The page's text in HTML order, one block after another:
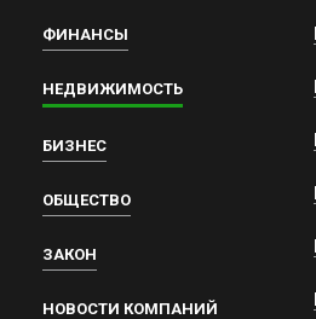
ФИНАНСЫ
НЕДВИЖИМОСТЬ
БИЗНЕС
ОБЩЕСТВО
ЗАКОН
НОВОСТИ КОМПАНИЙ